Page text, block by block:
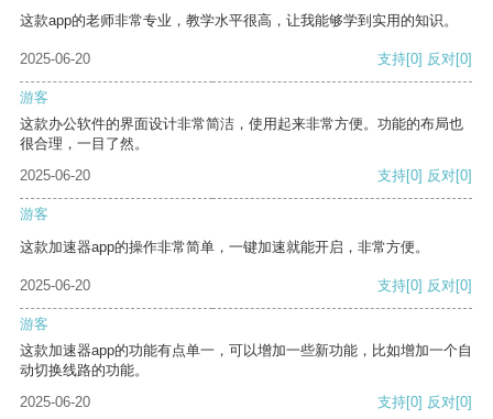
这款app的老师非常专业，教学水平很高，让我能够学到实用的知识。
2025-06-20 支持[0] 反对[0]
游客
这款办公软件的界面设计非常简洁，使用起来非常方便。功能的布局也
很合理，一目了然。
2025-06-20
支持[0] 反对[0]
游客
这款加速器app的操作非常简单，一键加速就能开启，非常方便。
2025-06-20 支持[0] 反对[0]
游客
这款加速器app的功能有点单一，可以增加一些新功能，比如增加一个自
动切换线路的功能。
2025-06-20
支持[0] 反对[0]